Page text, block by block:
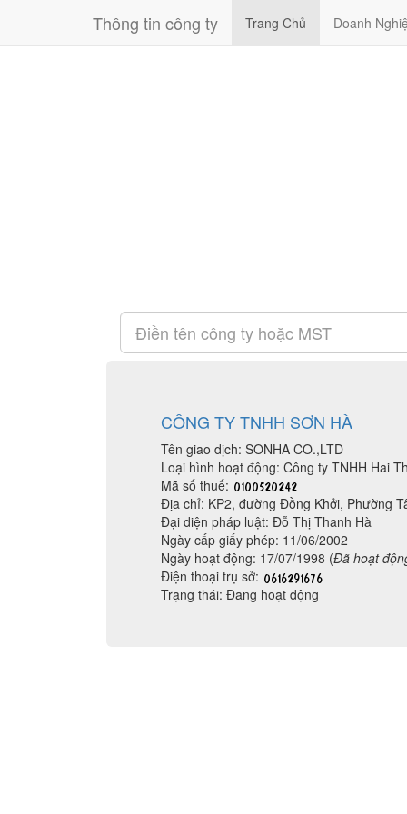
Thông tin công ty Trang Chủ Doanh
CÔNG TY TNHH SƠN HÀ
Tên giao dịch: SONHA CO.,LTD
Loại hình hoạt động: Công ty TNHH Hai
Mã số thuế:
Địa chỉ: KP2, đường Đồng Khởi, Phường
Đại diện pháp luật: Đỗ Thị Thanh Hà
Ngày cấp giấy phép: 11/06/2002
Ngày hoạt động: 17/07/1998 (Đã hoạt
Điện thoại trụ sở:
Trạng thái: Đang hoạt động